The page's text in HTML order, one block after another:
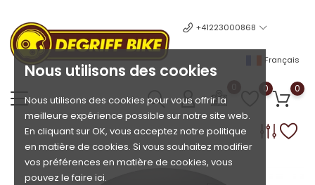
Nous utilisons des cookies
Nous utilisons des cookies pour vous offrir la
meilleure expérience possible sur notre site web.
En cliquant sur OK, vous acceptez notre politique
en matière de cookies. Si vous souhaitez modifier
vos préférences en matière de cookies, vous
pouvez le faire ici.
+41223000868
Français
0 0